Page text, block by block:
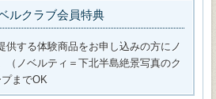
ルクラブ会員特典
供する体験商品をお申し込みの方にノ
（ノベルティ＝下北半島絶景写真のク
までOK